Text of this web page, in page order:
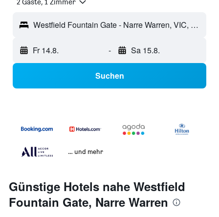
Westfield Fountain Gate - Narre Warren, VIC, Australien
Fr 14.8. - Sa 15.8.
Suchen
… und mehr
Günstige Hotels nahe Westfield
Fountain Gate, Narre Warren